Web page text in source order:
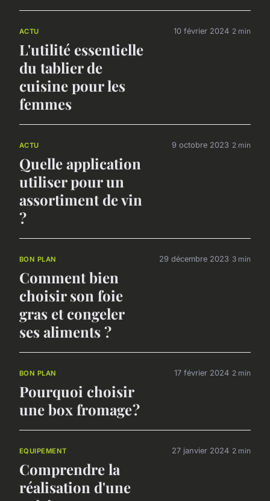
ACTU
L'utilité essentielle
du tablier de
cuisine pour les
femmes
10 février 2024 2 min
ACTU
Quelle application
utiliser pour un
assortiment de vin
?
9 octobre 2023 2 min
BON PLAN
Comment bien
choisir son foie
gras et congeler
ses aliments ?
29 décembre 2023 3 min
BON PLAN
Pourquoi choisir
une box fromage ?
17 février 2024 2 min
EQUIPEMENT
Comprendre la
réalisation d'une
27 janvier 2024 2 min